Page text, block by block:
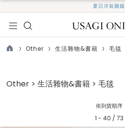
夏日洋裝圖鑑
Other 生活雜物&書籍 毛毯
Other > 生活雜物&書籍 > 毛毯
依到貨順序
1 - 40 / 73